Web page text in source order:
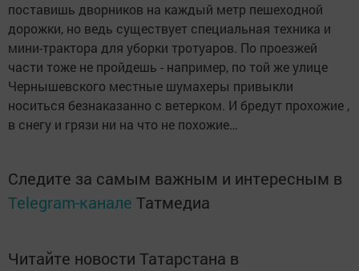
поставишь дворников на каждый метр пешеходной
дорожки, но ведь существует специальная техника и
мини-трактора для уборки тротуаров. По проезжей
части тоже не пройдешь - например, по той же улице
Чернышевского местные шумахеры привыкли
носиться безнаказанно с ветерком. И бредут прохожие ,
в снегу и грязи ни на что не похожие…
Следите за самым важным и интересным в
Telegram-канале Татмедиа
Читайте новости Татарстана в